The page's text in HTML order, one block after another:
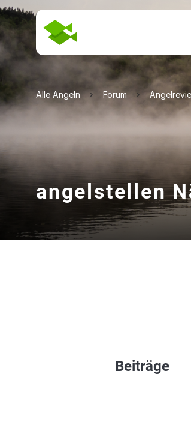
Alle Angeln Forum
angelstellen
Beiträge